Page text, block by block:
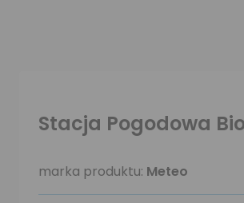
Stacja Pogodowa
marka produktu: Meteo